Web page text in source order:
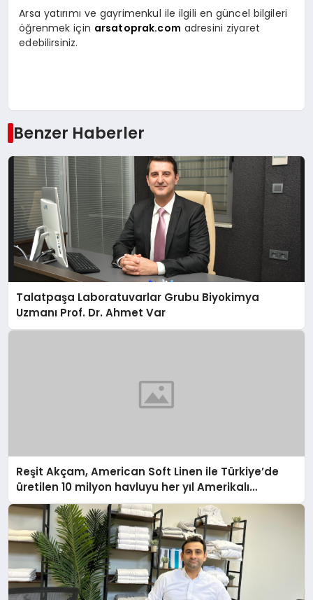
Arsa yatırımı ve gayrimenkul ile ilgili en güncel bilgileri
öğrenmek için arsatoprak.com adresini ziyaret
edebilirsiniz.
Benzer Haberler
Talatpaşa Laboratuvarlar Grubu Biyokimya
Uzmanı Prof. Dr. Ahmet Var
Reşit Akçam, American Soft Linen ile Türkiye’de
üretilen 10 milyon havluyu her yıl Amerikalı
tüketicilerle buluşturuyor